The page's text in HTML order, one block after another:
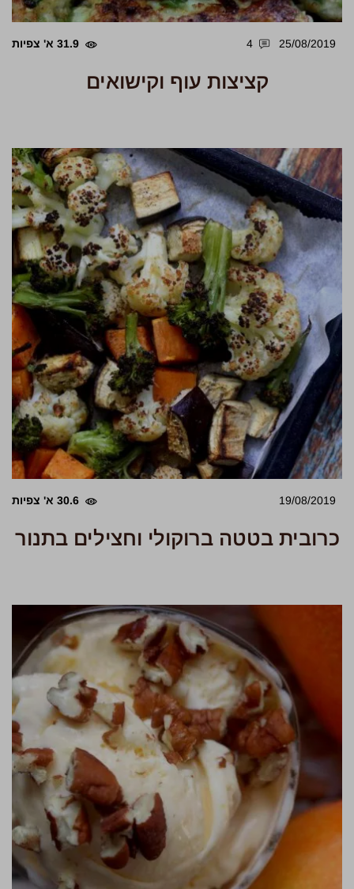
25/08/2019
4 31.9 א' צפיות
קציצות עוף וקישואים
19/08/2019 30.6 א' צפיות
כרובית בטטה ברוקולי וחצילים בתנור